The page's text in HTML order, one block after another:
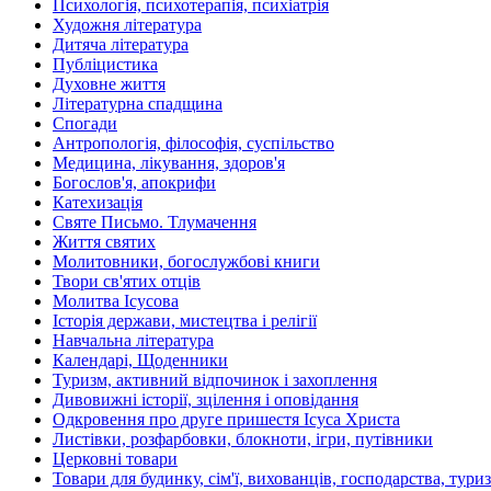
Психологія, психотерапія, психіатрія
Художня література
Дитяча література
Публіцистика
Духовне життя
Літературна спадщина
Спогади
Антропологія, філософія, суспільство
Медицина, лікування, здоров'я
Богослов'я, апокрифи
Катехизація
Святе Письмо. Тлумачення
Життя святих
Молитовники, богослужбові книги
Твори св'ятих отців
Молитва Ісусова
Історія держави, мистецтва і релігії
Навчальна література
Календарі, Щоденники
Туризм, активний відпочинок і захоплення
Дивовижні історії, зцілення і оповідання
Одкровення про друге пришестя Ісуса Христа
Листівки, розфарбовки, блокноти, ігри, путівники
Церковні товари
Товари для будинку, сім'ї, вихованців, господарства,